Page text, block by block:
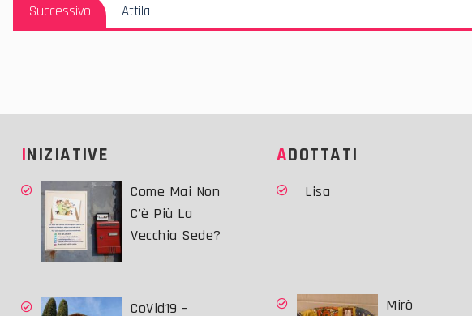
Successivo
Successivo:
Attila
INIZIATIVE
Come Mai Non
C’è Più La
Vecchia Sede?
CoVid19 –
ADOTTATI
Lisa
Mirò